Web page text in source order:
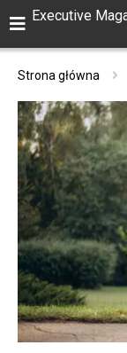
Executive
Strona główna